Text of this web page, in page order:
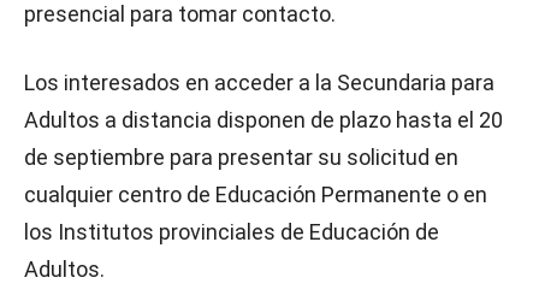
presencial para tomar contacto.
Los interesados en acceder a la Secundaria para
Adultos a distancia disponen de plazo hasta el 20
de septiembre para presentar su solicitud en
cualquier centro de Educación Permanente o en
los Institutos provinciales de Educación de
Adultos.